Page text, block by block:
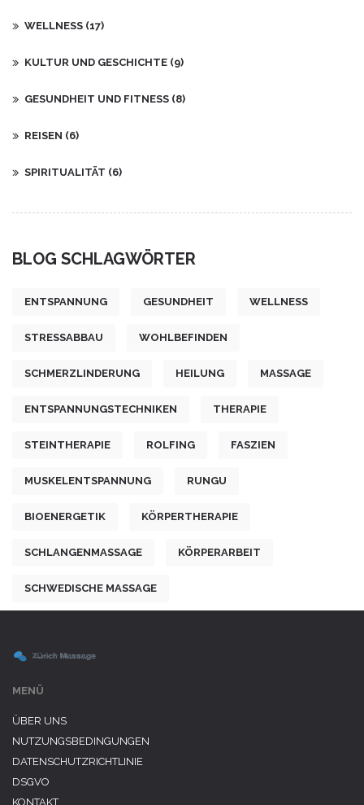
WELLNESS (17)
KULTUR UND GESCHICHTE (9)
GESUNDHEIT UND FITNESS (8)
REISEN (6)
SPIRITUALITÄT (6)
BLOG SCHLAGWÖRTER
ENTSPANNUNG GESUNDHEIT WELLNESS
STRESSABBAU WOHLBEFINDEN
SCHMERZLINDERUNG HEILUNG MASSAGE
ENTSPANNUNGSTECHNIKEN THERAPIE
STEINTHERAPIE ROLFING FASZIEN
MUSKELENTSPANNUNG RUNGU
BIOENERGETIK KÖRPERTHERAPIE
SCHLANGENMASSAGE KÖRPERARBEIT
SCHWEDISCHE MASSAGE
MENÜ
ÜBER UNS
NUTZUNGSBEDINGUNGEN
DATENSCHUTZRICHTLINIE
DSGVO
KONTAKT